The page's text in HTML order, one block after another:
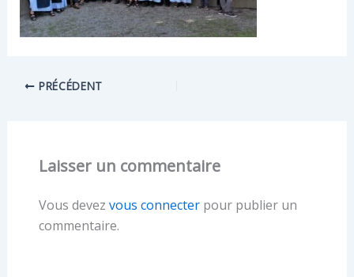
PRÉCÉDENT
Laisser un commentaire
Vous devez vous connecterpour publier un
commentaire.